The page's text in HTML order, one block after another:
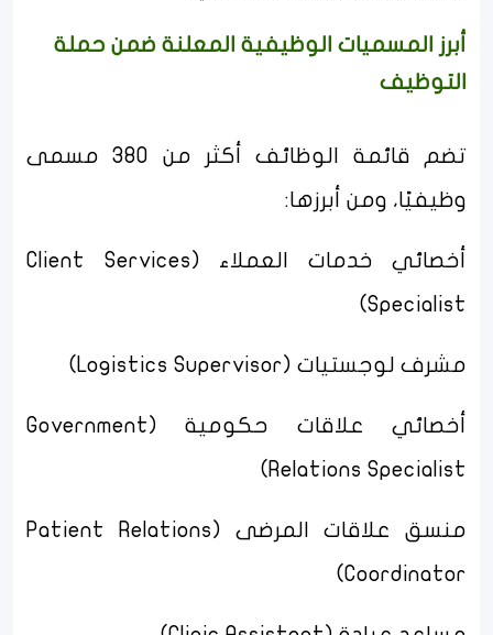
أبرز المسميات الوظيفية المعلنة ضمن حملة
التوظيف
تضم قائمة الوظائف أكثر من 380 مسمى
وظيفيًا، ومن أبرزها:
أخصائي خدمات العملاء (Client Services
Specialist)
مشرف لوجستيات (Logistics Supervisor)
أخصائي علاقات حكومية (Government
Relations Specialist)
منسق علاقات المرضى (Patient Relations
Coordinator)